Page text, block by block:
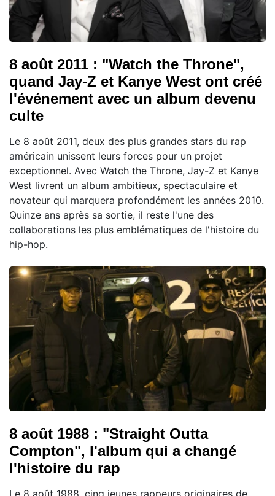
8 août 2011 : "Watch the Throne",
quand Jay-Z et Kanye West ont créé
l'événement avec un album devenu
culte
Le 8 août 2011, deux des plus grandes stars du rap
américain unissent leurs forces pour un projet
exceptionnel. Avec Watch the Throne, Jay-Z et Kanye
West livrent un album ambitieux, spectaculaire et
novateur qui marquera profondément les années 2010.
Quinze ans après sa sortie, il reste l'une des
collaborations les plus emblématiques de l'histoire du
hip-hop.
8 août 1988 : "Straight Outta
Compton", l'album qui a changé
l'histoire du rap
Le 8 août 1988, cinq jeunes rappeurs originaires de